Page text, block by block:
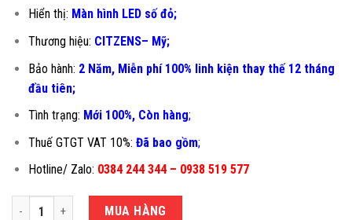
Hiển thị: Màn hình LED số đỏ;
Thương hiệu: CITZENS– Mỹ;
Bảo hành: 2 Năm, Miễn phí 100% linh kiện thay thế 12 tháng
đầu tiên;
Tình trạng: Mới 100%, Còn hàng;
Thuế GTGT VAT 10%: Đã bao gồm;
Hotline/ Zalo: 0384 244 344 – 0938 519 577
CÂN GHẾ ĐIỆN TỬ 300KG XK3108A-40X50CM số lượng
MUA HÀNG